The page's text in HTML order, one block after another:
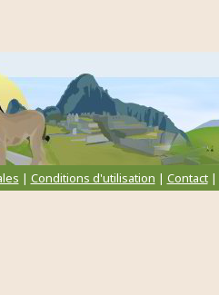
| Conditions d'utilisation | Contact|